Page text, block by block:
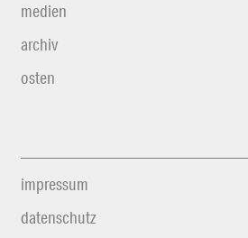
medien
archiv
osten
impressum
datenschutz